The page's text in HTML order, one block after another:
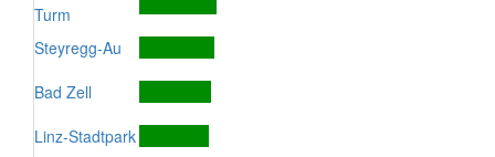
Turm
Steyregg-Au
Bad Zell
Linz-Stadtpark